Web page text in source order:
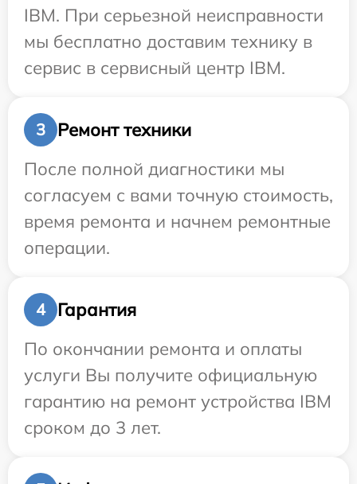
IBM. При серьезной неисправности
мы бесплатно доставим технику в
сервис в сервисный центр IBM.
3
Ремонт техники
После полной диагностики мы
согласуем с вами точную стоимость,
время ремонта и начнем ремонтные
операции.
4
Гарантия
По окончании ремонта и оплаты
услуги Вы получите официальную
гарантию на ремонт устройства IBM
сроком до 3 лет.